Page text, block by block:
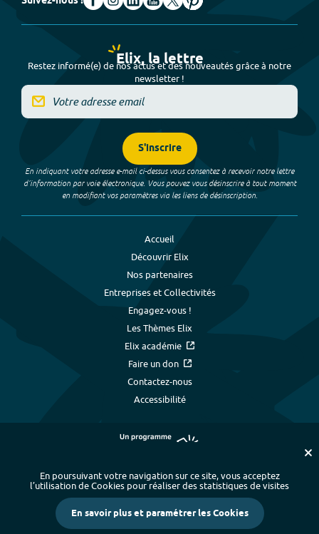
Elix, la lettre
Restez informé(e) de nos actus et des nouveautés grâce à notre
newsletter !
S'inscrire
En indiquant votre adresse e-mail ci-dessus vous consentez à recevoir notre lettre
d’information par voie électronique. Vous pouvez vous désinscrire à tout moment
en modifiant vos paramètres via les liens de désinscription.
Accueil
Découvrir Elix
Nos partenaires
Entreprises et Collectivités
Engagez-vous !
Les Thèmes Elix
Elix académie
Faire un don
Contactez-nous
Accessibilité
Plan du site - Index alphabétique
-
Mentions légales et données personnelles
- Paramétrer les cookies
Crédits
En poursuivant votre navigation sur ce site, vous acceptez
l’utilisation de Cookies pour réaliser des statistiques de visites
En savoir plus et paramétrer les Cookies